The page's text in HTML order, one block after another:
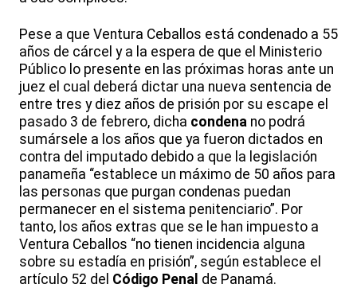
Pese a que Ventura Ceballos está condenado a 55
años de cárcel y a la espera de que el Ministerio
Público lo presente en las próximas horas ante un
juez el cual deberá dictar una nueva sentencia de
entre tres y diez años de prisión por su escape el
pasado 3 de febrero, dicha condena no podrá
sumársele a los años que ya fueron dictados en
contra del imputado debido a que la legislación
panameña “establece un máximo de 50 años para
las personas que purgan condenas puedan
permanecer en el sistema penitenciario”. Por
tanto, los años extras que se le han impuesto a
Ventura Ceballos “no tienen incidencia alguna
sobre su estadía en prisión”, según establece el
artículo 52 del Código Penal de Panamá.